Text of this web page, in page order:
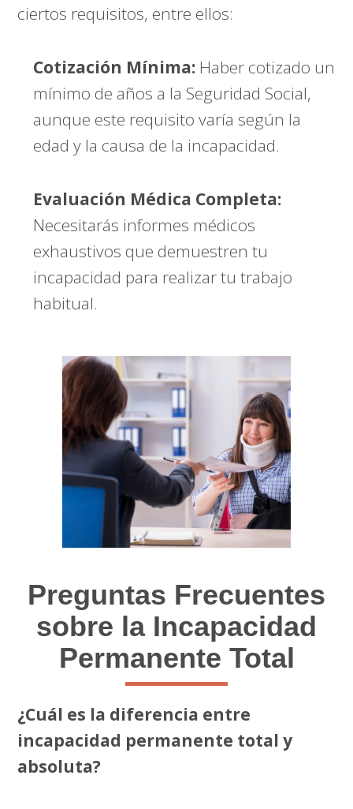
ciertos requisitos, entre ellos:
Cotización Mínima: Haber cotizado un
mínimo de años a la Seguridad Social,
aunque este requisito varía según la
edad y la causa de la incapacidad.
Evaluación Médica Completa:
Necesitarás informes médicos
exhaustivos que demuestren tu
incapacidad para realizar tu trabajo
habitual.
Preguntas Frecuentes
sobre la Incapacidad
Permanente Total
¿Cuál es la diferencia entre
incapacidad permanente total y
absoluta?